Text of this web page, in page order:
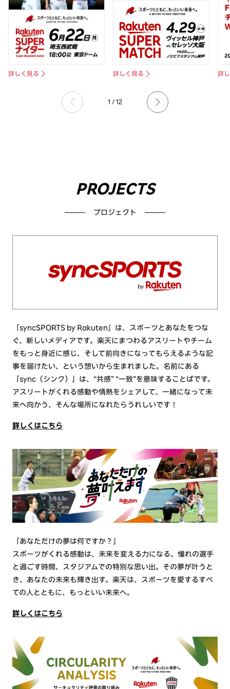
詳しく見る arrow_forward_ios 詳しく見る arrow_forward_ios 詳
1 / 12
PROJECTS
プロジェクト
「syncSPORTS by Rakuten」は、スポーツとあなたをつな
ぐ、新しいメディアです。楽天にまつわるアスリートやチーム
をもっと身近に感じ、そして前向きになってもらえるような記
事を届けたい、という想いから生まれました。名前にある
「sync（シンク）」は、“共感” “一致”を意味することばです。
アスリートがくれる感動や情熱をシェアして、一緒になって未
来へ向かう、そんな場所になれたらうれしいです！
詳しくはこちら
「あなただけの夢は何ですか？」
スポーツがくれる感動は、未来を変える力になる。憧れの選手
と過ごす時間、スタジアムでの特別な思い出。その夢が叶うと
き、あなたの未来も輝き出す。楽天は、スポーツを愛するすべ
ての人とともに、もっといい未来へ。
詳しくはこちら